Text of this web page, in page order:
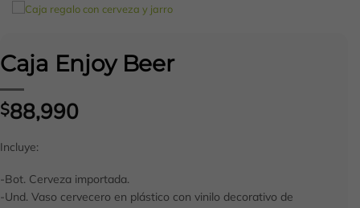
Caja Enjoy Beer
$88,990
Incluye:
-Bot. Cerveza importada.
-Und. Vaso cervecero en plástico con vinilo decorativo de